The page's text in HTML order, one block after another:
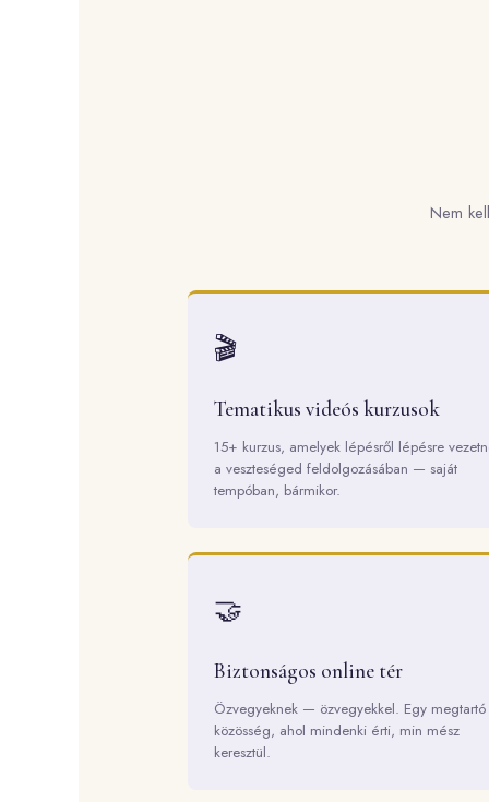
Nem
🎬
Tematikus videós kurzusok
15+ kurzus, amelyek lépésről lépésre
a veszteséged feldolgozásában — saját
tempóban, bármikor.
🤝
Biztonságos online tér
Özvegyeknek — özvegyekkel. Egy megtartó
közösség, ahol mindenki érti, min mész
keresztül.